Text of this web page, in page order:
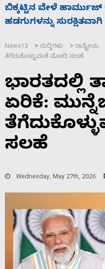
ನಾಗೇಂದ್ರ ರಾಜೀನಾಮೆ
ಬಿಡೆವು: ಛಲವಾದಿ
News13 > ಸುದ್ದಿಗಳು > ರಾಷ್ಟ್ರೀಯ
ತೆಗೆದುಕೊಳ್ಳುವಂತೆ ಮೋದಿ ಸಲಹೆ
ಭಾರತದಲ್ಲಿ
ಏರಿಕೆ:
ಸಲಹೆ
Wednesday, May 27th, 2026